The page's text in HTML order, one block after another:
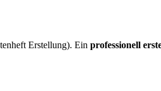
Erstellung). Ein professionell